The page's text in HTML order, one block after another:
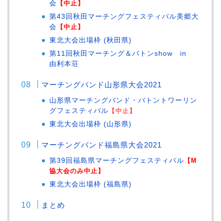
会 【中止】
第43回秋田マーチングフェスティバル美郷大
会 【中止】
東北大会出場枠 (秋田県)
第11回秋田マーチング＆バトンshow in
由利本荘
マーチングバンド山形県大会2021
山形県マーチングバンド・バトントワーリン
グフェスティバル 【中止】
東北大会出場枠 (山形県)
マーチングバンド福島県大会2021
第39回福島県マーチングフェスティバル 【M
協大会のみ中止】
東北大会出場枠 (福島県)
まとめ